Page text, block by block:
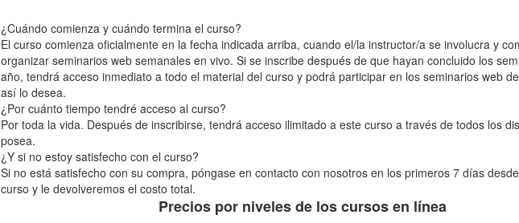
¿Cuándo comienza y cuándo termina el curso?
El curso comienza oficialmente en la fecha indicada arriba, cuando el/la instructor/a se involucra y
organizar seminarios web semanales en vivo. Si se inscribe después de que hayan concluido los
año, tendrá acceso inmediato a todo el material del curso y podrá participar en los seminarios web
así lo desea.
¿Por cuánto tiempo tendré acceso al curso?
Por toda la vida. Después de inscribirse, tendrá acceso ilimitado a este curso a través de todos los
posea.
¿Y si no estoy satisfecho con el curso?
Si no está satisfecho con su compra, póngase en contacto con nosotros en los primeros 7 días
curso y le devolveremos el costo total.
Precios por niveles de los cursos en línea